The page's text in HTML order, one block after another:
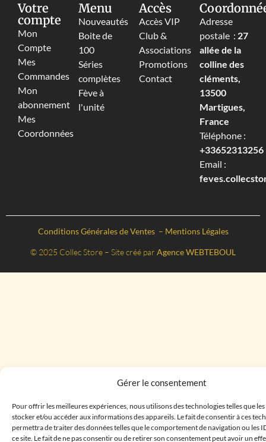
Gérer le consentement
Pour offrir les meilleures expériences, nous utilisons des technologies telles que
stocker et/ou accéder aux informations des appareils. Le fait de consentir à ces
permettra de traiter des données telles que le comportement de navigation ou les
ce site. Le fait de ne pas consentir ou de retirer son consentement peut avoir un
Votre
compte
Mon
Compte
Mes
Commandes
Mon
abonnement
Mes
Coordonnées
Menu
Nouveautés
Boite de
100
Séries
complètes
Fève à
l'unité
Accès
Accès VIP
Club &
Associations
Promotions
Contact
Adresse
postale : 27
allée de la
colline des
cléments,
13500
Martigues,
France
Téléphone :
+33652313256‬
Email :
Conditions Générales de Ventes – Mentions Légales
© 2025 Collec Store – Site créé par Agence WEBTEBOUL